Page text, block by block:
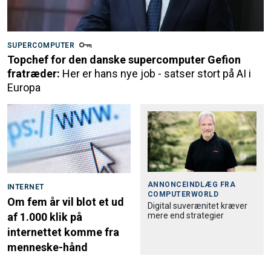
SUPERCOMPUTER
Topchef for den danske supercomputer Gefion
fratræder: Her er hans nye job - satser stort på AI i
Europa
INTERNET
Om fem år vil blot et ud
af 1.000 klik på
internettet komme fra
menneske-hånd
ANNONCEINDLÆG FRA
COMPUTERWORLD
Digital suverænitet kræver
mere end strategier